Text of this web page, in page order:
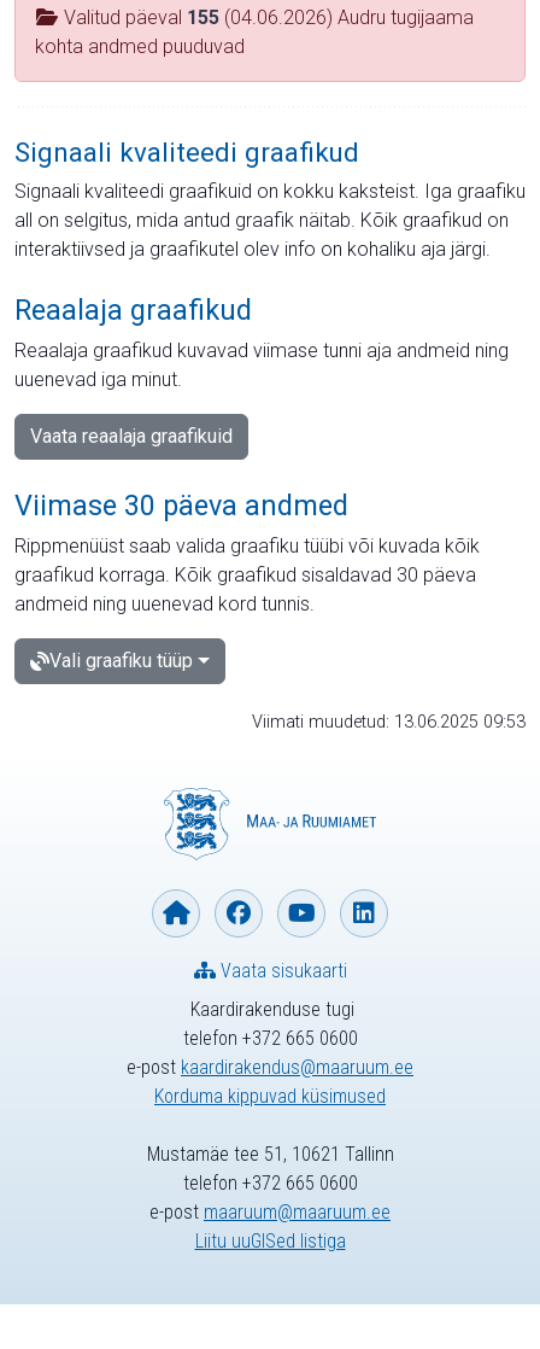
Valitud päeval 155 (04.06.2026) Audru tugijaama
kohta andmed puuduvad
Signaali kvaliteedi graafikud
Signaali kvaliteedi graafikuid on kokku kaksteist. Iga graafiku
all on selgitus, mida antud graafik näitab. Kõik graafikud on
interaktiivsed ja graafikutel olev info on kohaliku aja järgi.
Reaalaja graafikud
Reaalaja graafikud kuvavad viimase tunni aja andmeid ning
uuenevad iga minut.
Vaata reaalaja graafikuid
Viimase 30 päeva andmed
Rippmenüüst saab valida graafiku tüübi või kuvada kõik
graafikud korraga. Kõik graafikud sisaldavad 30 päeva
andmeid ning uuenevad kord tunnis.
Vali graafiku tüüp
Viimati muudetud: 13.06.2025 09:53
Kaardirakenduse tugi
telefon +372 665 0600
e-post kaardirakendus@maaruum.ee
Korduma kippuvad küsimused
Vaata sisukaarti
Mustamäe tee 51, 10621 Tallinn
telefon +372 665 0600
e-post maaruum@maaruum.ee
Liitu uuGISed listiga